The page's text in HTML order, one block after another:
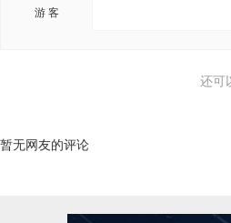
游 客
还可
暂无网友的评论